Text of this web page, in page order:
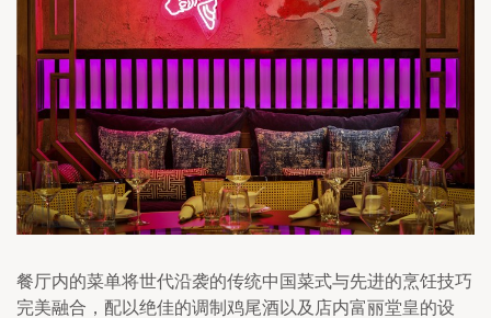
餐厅内的菜单将世代沿袭的传统中国菜式与先进的烹饪技巧
完美融合，配以绝佳的调制鸡尾酒以及店内富丽堂皇的设